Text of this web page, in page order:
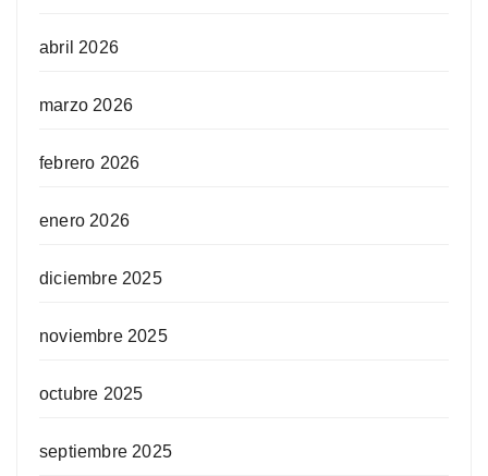
abril 2026
marzo 2026
febrero 2026
enero 2026
diciembre 2025
noviembre 2025
octubre 2025
septiembre 2025